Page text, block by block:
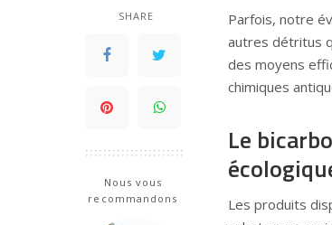
SHARE
Nous vous
recommandons
Parfois, notre
autres détritus
des moyens
chimiques
Le
Les produits